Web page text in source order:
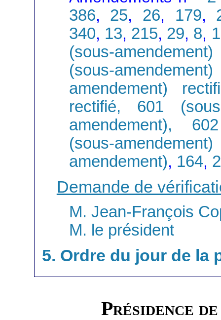
386, 25, 26, 179,
340, 13, 215, 29, 8,
(sous-
(sous-
amendement)
rectifié, 601
amendement),
(sous-
amendement), 164,
Demande de
M. Jean-François
M. le président
5. Ordre du jour de la
Présidence